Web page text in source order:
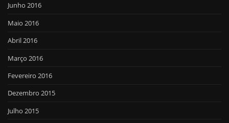
Junho 2016
Maio 2016
Abril 2016
Março 2016
Fevereiro 2016
Dezembro 2015
Julho 2015